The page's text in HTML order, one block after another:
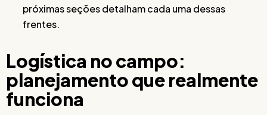
próximas seções detalham cada uma dessas
frentes.
Logística no campo:
planejamento que realmente
funciona